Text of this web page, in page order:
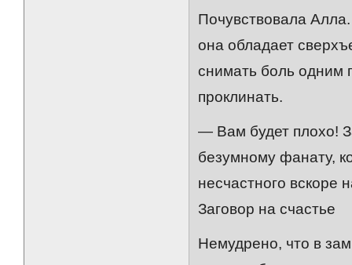
Почувствовала
она обладает
снимать боль одним
проклинать.
— Вам будет плохо!
безумному фанату,
несчастного вскоре
Заговор на счастье
Немудрено, что в